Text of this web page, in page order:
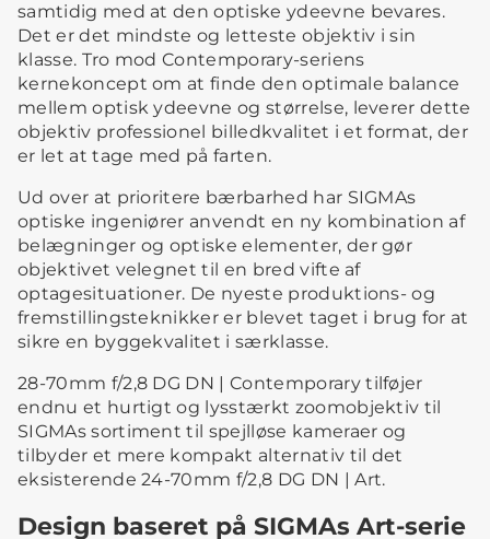
samtidig med at den optiske ydeevne bevares.
Det er det mindste og letteste objektiv i sin
klasse. Tro mod Contemporary-seriens
kernekoncept om at finde den optimale balance
mellem optisk ydeevne og størrelse, leverer dette
objektiv professionel billedkvalitet i et format, der
er let at tage med på farten.
Ud over at prioritere bærbarhed har SIGMAs
optiske ingeniører anvendt en ny kombination af
belægninger og optiske elementer, der gør
objektivet velegnet til en bred vifte af
optagesituationer. De nyeste produktions- og
fremstillingsteknikker er blevet taget i brug for at
sikre en byggekvalitet i særklasse.
28-70mm f/2,8 DG DN | Contemporary tilføjer
endnu et hurtigt og lysstærkt zoomobjektiv til
SIGMAs sortiment til spejlløse kameraer og
tilbyder et mere kompakt alternativ til det
eksisterende 24-70mm f/2,8 DG DN | Art.
Design baseret på SIGMAs Art-serie